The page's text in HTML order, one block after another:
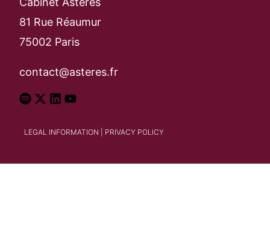
81 Rue Réaumur
75002 Paris
contact@asteres.fr
LEGAL INFORMATION PRIVACY POLICY